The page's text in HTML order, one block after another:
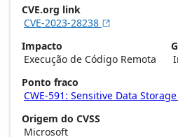
CVE.org link
CVE-2023-28238 
Impacto
Execução de Código Remota
Ponto fraco
CWE-591: Sensitive Data
Origem do CVSS
Microsoft